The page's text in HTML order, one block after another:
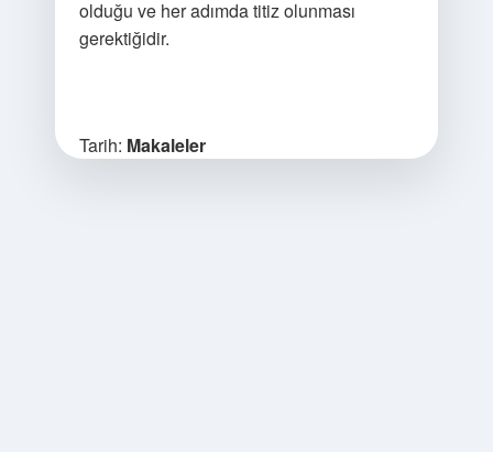
olduğu ve her adımda titiz olunması
gerektiğidir.
Tarih: Makaleler